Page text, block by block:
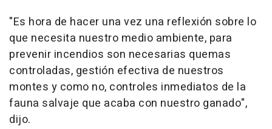
"Es hora de hacer una vez una reflexión sobre lo
que necesita nuestro medio ambiente, para
prevenir incendios son necesarias quemas
controladas, gestión efectiva de nuestros
montes y como no, controles inmediatos de la
fauna salvaje que acaba con nuestro ganado",
dijo.